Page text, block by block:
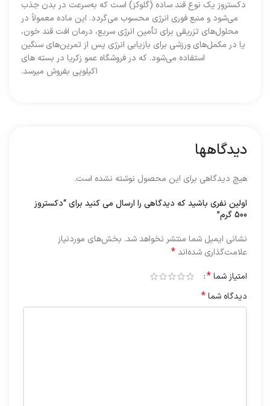
دکستروز یک نوع قند ساده (گلوکز) است که به‌سرعت در بدن جذب
می‌شود و منبع فوری انرژی محسوب می‌گردد. این ماده معمولاً در
محلول‌های تزریقی برای تأمین انرژی سریع، درمان افت قند خون،
یا در مکمل‌های ورزشی برای بازیابی انرژی پس از تمرین‌های سنگین
استفاده می‌شود. که در فروشگاه عمو زکریا در بسته های
۱کیلویی بفروش میرسد.
دیدگاهها
هیچ دیدگاهی برای این محصول نوشته نشده است.
اولین نفری باشید که دیدگاهی را ارسال می کنید برای “دکستروز
500 گرم”
نشانی ایمیل شما منتشر نخواهد شد. بخش‌های موردنیاز
علامت‌گذاری شده‌اند*
امتیاز شما*
دیدگاه شما*